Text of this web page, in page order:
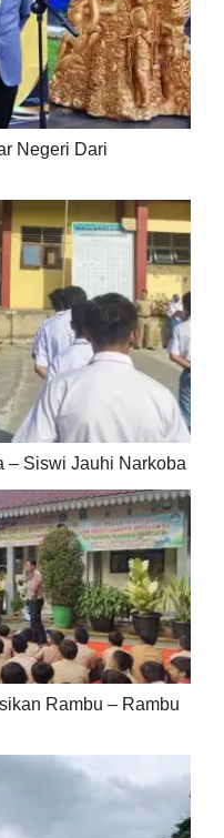
Negeri Dari
– Siswi Jauhi Narkoba
Rambu – Rambu